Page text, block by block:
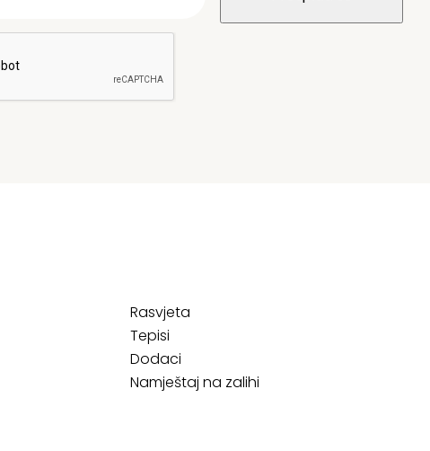
Rasvjeta
Tepisi
Dodaci
Namještaj na zalihi